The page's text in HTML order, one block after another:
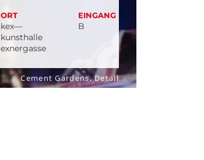
ORT
kex—
kunsthalle
exnergasse
EINGANG
B
Cement Gardens, Detail